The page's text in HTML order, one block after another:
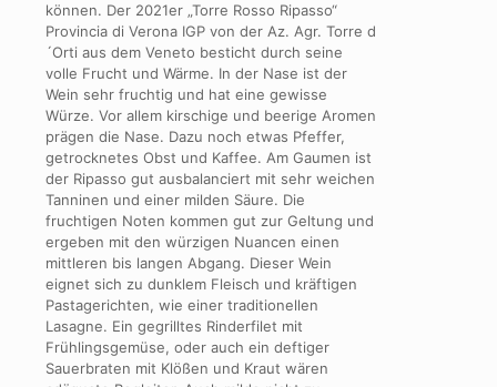
können. Der 2021er „Torre Rosso Ripasso“
Provincia di Verona IGP von der Az. Agr. Torre d
´Orti aus dem Veneto besticht durch seine
volle Frucht und Wärme. In der Nase ist der
Wein sehr fruchtig und hat eine gewisse
Würze. Vor allem kirschige und beerige Aromen
prägen die Nase. Dazu noch etwas Pfeffer,
getrocknetes Obst und Kaffee. Am Gaumen ist
der Ripasso gut ausbalanciert mit sehr weichen
Tanninen und einer milden Säure. Die
fruchtigen Noten kommen gut zur Geltung und
ergeben mit den würzigen Nuancen einen
mittleren bis langen Abgang. Dieser Wein
eignet sich zu dunklem Fleisch und kräftigen
Pastagerichten, wie einer traditionellen
Lasagne. Ein gegrilltes Rinderfilet mit
Frühlingsgemüse, oder auch ein deftiger
Sauerbraten mit Klößen und Kraut wären